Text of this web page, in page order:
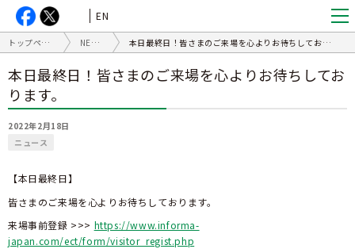
EN
トップページ NEWS 本日最終日！皆さまのご来場を心よりお待ちしております。
本日最終日！皆さまのご来場を心よりお待ちしてお
ります。
2022年2月18日
ニュース
【本日最終日】
皆さまのご来場を心よりお待ちしております。
来場事前登録 >>> https://www.informa-
japan.com/ect/form/visitor_regist.php